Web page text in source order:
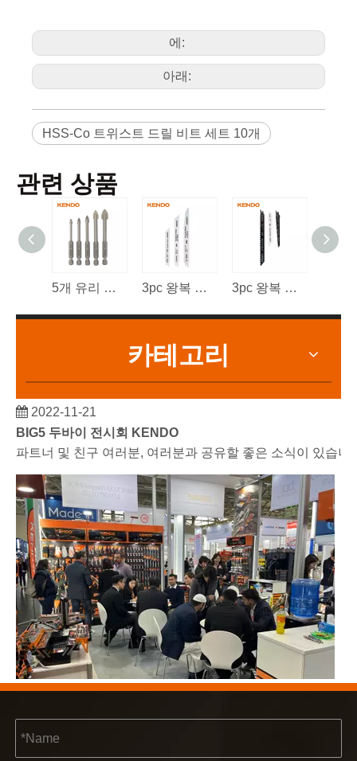
세
에:
아래:
HSS-Co 트위스트 드릴 비트 세트 10개
관련 상품
5개 유리 드릴 비트 세트, 육각형. 퀵 체인지 생크 3pc 왕복 톱날 세트 3pc 왕복 톱날 세트
카테고리
2022-11-21
BIG5 두바이 전시회 KENDO
파트너 및 친구 여러분, 여러분과 공유할 좋은 소식이 있습
KENDO 쾰른 박람회 2023